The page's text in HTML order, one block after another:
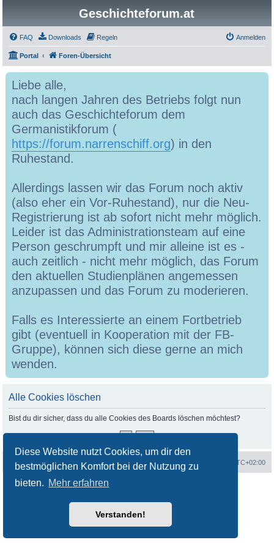
Diese Website nutzt Cookies, um dir den
bestmöglichen Komfort bei der Nutzung zu
bieten. Mehr erfahren
Verstanden!
Geschichteforum.at
FAQ Downloads Regeln Anmelden
Portal Foren-Übersicht
Liebe alle,
nach langen Jahren des Betriebs folgt nun
auch das Geschichteforum dem
Germanistikforum (
https://forum.narrenschiff.org) in den
Ruhestand.
Allerdings lassen wir das Forum noch aktiv
(also eher ein Vor-Ruhestand), nur die Neu-
Registrierung ist ab sofort nicht mehr möglich.
Leider ist das Administrationsteam auf eine
Person geschrumpft und mir alleine ist es -
auch zeitlich - nicht mehr möglich, das Forum
den aktuellen Studienplänen angemessen
anzupassen und das Forum zu moderieren.
Falls es Interessierte an einem Fortbetrieb
gibt (eventuell in Kooperation mit der FB-
Gruppe), können sich diese gerne an mich
wenden.
Alle Cookies löschen
Bist du dir sicher, dass du alle Cookies des Boards löschen möchtest?
Portal Foren-Übersicht UTC+02:00
Powered by phpBB
Nutzungsbedingungen